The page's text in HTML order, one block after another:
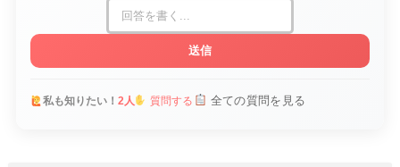
送信
私も知りたい！ 2人 質問する 全ての質問を見る